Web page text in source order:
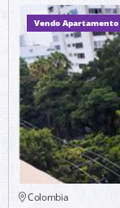
Vendo Apartamento
Colombia